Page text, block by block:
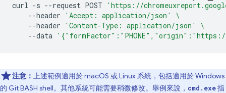
curl -s --request POST
'https://
--header
'Accept: application/json'
\
--header
'Content-Type: application/json'
\
--data
注意： 上述範例適用於 macOS 或 Linux 系統，包括適用於 Windows
的 Git BASH shell。其他系統可能需要稍微修改。舉例來說， cmd.exe指